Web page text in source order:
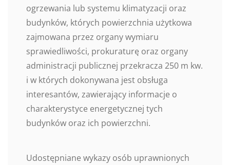
ogrzewania lub systemu klimatyzacji oraz
budynków, których powierzchnia użytkowa
zajmowana przez organy wymiaru
sprawiedliwości, prokuraturę oraz organy
administracji publicznej przekracza 250 m kw.
i w których dokonywana jest obsługa
interesantów, zawierający informacje o
charakterystyce energetycznej tych
budynków oraz ich powierzchni.
Udostępniane wykazy osób uprawnionych